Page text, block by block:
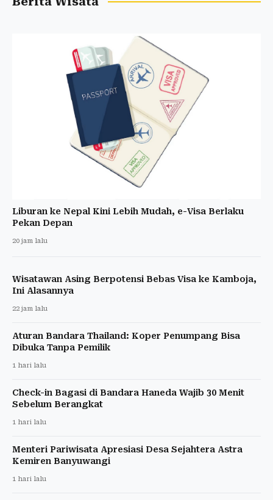
Liburan ke Nepal Kini Lebih Mudah, e-Visa Berlaku
Pekan Depan
20 jam lalu
Wisatawan Asing Berpotensi Bebas Visa ke Kamboja,
Ini Alasannya
22 jam lalu
Aturan Bandara Thailand: Koper Penumpang Bisa
Dibuka Tanpa Pemilik
1 hari lalu
Check-in Bagasi di Bandara Haneda Wajib 30 Menit
Sebelum Berangkat
1 hari lalu
Menteri Pariwisata Apresiasi Desa Sejahtera Astra
Kemiren Banyuwangi
1 hari lalu